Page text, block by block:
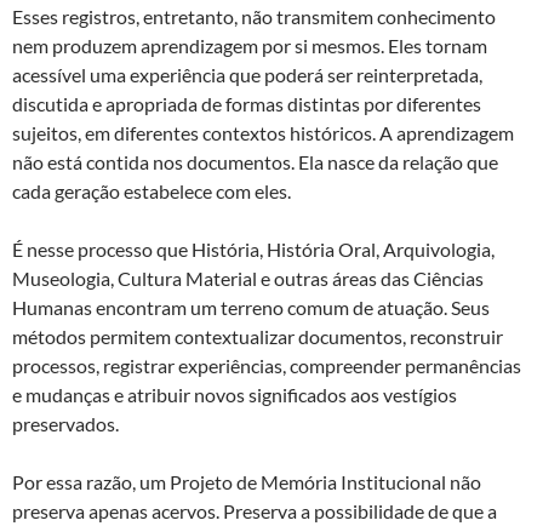
Esses registros, entretanto, não transmitem conhecimento
nem produzem aprendizagem por si mesmos. Eles tornam
acessível uma experiência que poderá ser reinterpretada,
discutida e apropriada de formas distintas por diferentes
sujeitos, em diferentes contextos históricos. A aprendizagem
não está contida nos documentos. Ela nasce da relação que
cada geração estabelece com eles.
É nesse processo que História, História Oral, Arquivologia,
Museologia, Cultura Material e outras áreas das Ciências
Humanas encontram um terreno comum de atuação. Seus
métodos permitem contextualizar documentos, reconstruir
processos, registrar experiências, compreender permanências
e mudanças e atribuir novos significados aos vestígios
preservados.
Por essa razão, um Projeto de Memória Institucional não
preserva apenas acervos. Preserva a possibilidade de que a